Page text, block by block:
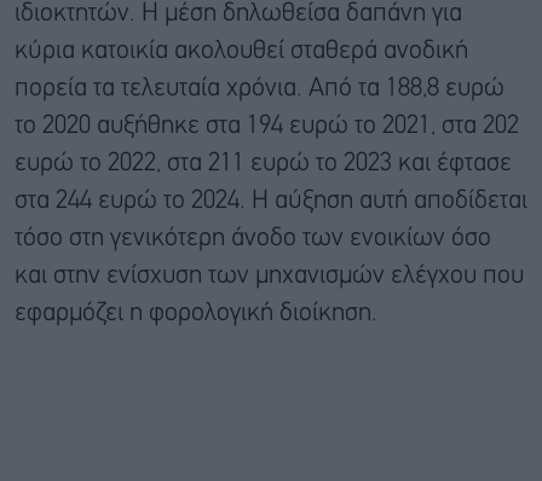
ιδιοκτητών. Η μέση δηλωθείσα δαπάνη για
κύρια κατοικία ακολουθεί σταθερά ανοδική
πορεία τα τελευταία χρόνια. Από τα 188,8 ευρώ
το 2020 αυξήθηκε στα 194 ευρώ το 2021, στα 202
ευρώ το 2022, στα 211 ευρώ το 2023 και έφτασε
στα 244 ευρώ το 2024. Η αύξηση αυτή αποδίδεται
τόσο στη γενικότερη άνοδο των ενοικίων όσο
και στην ενίσχυση των μηχανισμών ελέγχου που
εφαρμόζει η φορολογική διοίκηση.